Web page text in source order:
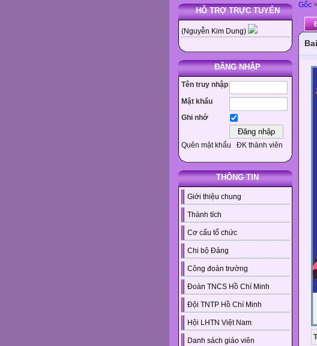
HỖ TRỢ TRỰC TUYẾN
(Nguyễn Kim Dung)
ĐĂNG NHẬP
Tên truy nhập
Mật khẩu
Ghi nhớ
Quên mật khẩu ĐK thành viên
THÔNG TIN
Giới thiệu chung
Thành tích
Cơ cấu tổ chức
Chi bộ Đảng
Công đoàn trường
Đoàn TNCS Hồ Chí Minh
Đội TNTP Hồ Chí Minh
Hội LHTN Việt Nam
Danh sách giáo viên
Gốc >